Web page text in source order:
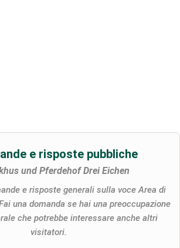
e risposte pubbliche
und Pferdehof Drei Eichen
e risposte generali sulla voce Area di
una domanda se hai una preoccupazione
che potrebbe interessare anche altri
visitatori.